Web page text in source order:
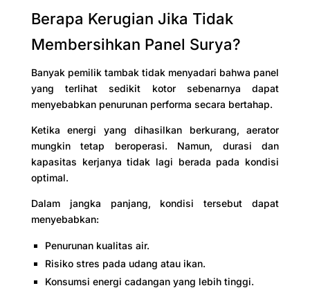
Berapa Kerugian Jika Tidak
Membersihkan Panel Surya?
Banyak pemilik tambak tidak menyadari bahwa panel
yang terlihat sedikit kotor sebenarnya dapat
menyebabkan penurunan performa secara bertahap.
Ketika energi yang dihasilkan berkurang, aerator
mungkin tetap beroperasi. Namun, durasi dan
kapasitas kerjanya tidak lagi berada pada kondisi
optimal.
Dalam jangka panjang, kondisi tersebut dapat
menyebabkan:
Penurunan kualitas air.
Risiko stres pada udang atau ikan.
Konsumsi energi cadangan yang lebih tinggi.